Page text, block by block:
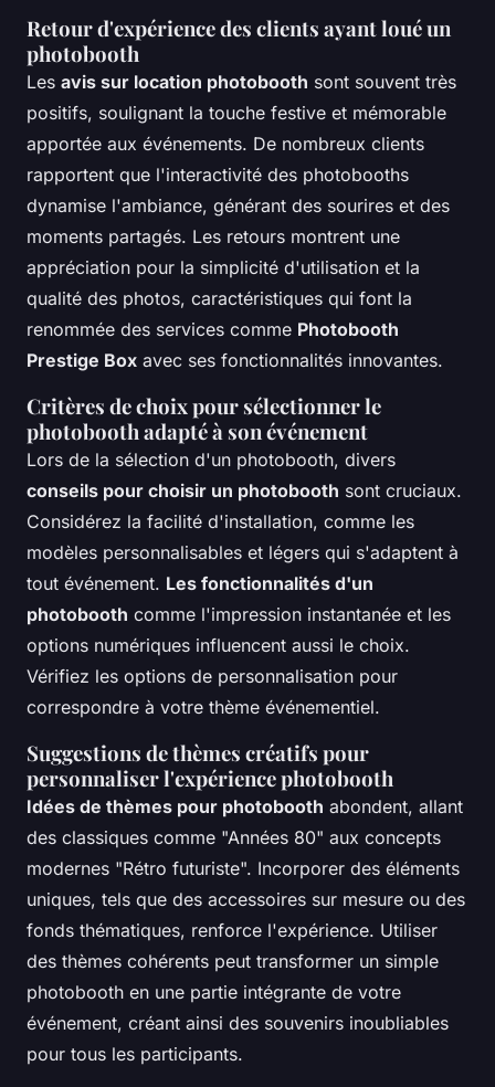
Retour d'expérience des clients ayant loué un
photobooth
Les avis sur location photobooth sont souvent très
positifs, soulignant la touche festive et mémorable
apportée aux événements. De nombreux clients
rapportent que l'interactivité des photobooths
dynamise l'ambiance, générant des sourires et des
moments partagés. Les retours montrent une
appréciation pour la simplicité d'utilisation et la
qualité des photos, caractéristiques qui font la
renommée des services comme Photobooth
Prestige Box avec ses fonctionnalités innovantes.
Critères de choix pour sélectionner le
photobooth adapté à son événement
Lors de la sélection d'un photobooth, divers
conseils pour choisir un photobooth sont cruciaux.
Considérez la facilité d'installation, comme les
modèles personnalisables et légers qui s'adaptent à
tout événement. Les fonctionnalités d'un
photobooth comme l'impression instantanée et les
options numériques influencent aussi le choix.
Vérifiez les options de personnalisation pour
correspondre à votre thème événementiel.
Suggestions de thèmes créatifs pour
personnaliser l'expérience photobooth
Idées de thèmes pour photobooth abondent, allant
des classiques comme "Années 80" aux concepts
modernes "Rétro futuriste". Incorporer des éléments
uniques, tels que des accessoires sur mesure ou des
fonds thématiques, renforce l'expérience. Utiliser
des thèmes cohérents peut transformer un simple
photobooth en une partie intégrante de votre
événement, créant ainsi des souvenirs inoubliables
pour tous les participants.